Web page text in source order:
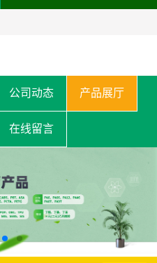
公司动态 产品展厅
在线留言